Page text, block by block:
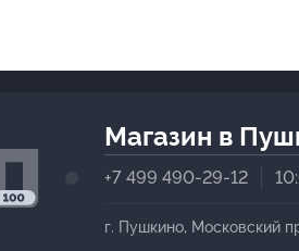
Магазин в
+7 499 490-29-12
г. Пушкино, Московский